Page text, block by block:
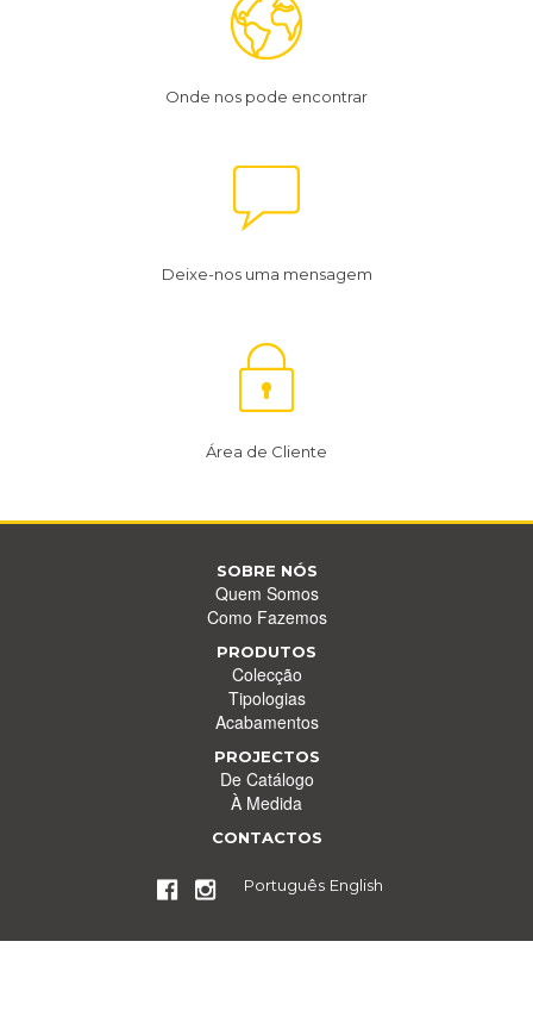
Onde nos pode encontrar
Deixe-nos uma mensagem
Área de Cliente
SOBRE NÓS
Quem Somos
Como Fazemos
PRODUTOS
Colecção
Tipologias
Acabamentos
PROJECTOS
De Catálogo
À Medida
CONTACTOS
Português English